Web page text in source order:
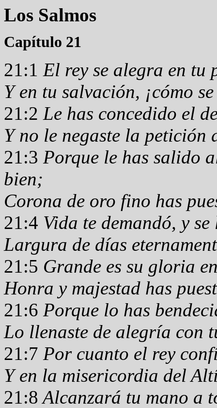
Los Salmos
Capítulo 21
21:1 El rey se alegra en tu
Y en tu salvación, ¡cómo
21:2 Le has concedido el
Y no le negaste la petición
21:3 Porque le has salido
bien;
Corona de oro fino has
21:4 Vida te demandó, y
Largura de días
21:5 Grande es su gloria
Honra y majestad has
21:6 Porque lo has
Lo llenaste de alegría con
21:7 Por cuanto el rey
Y en la misericordia del
21:8 Alcanzará tu mano a